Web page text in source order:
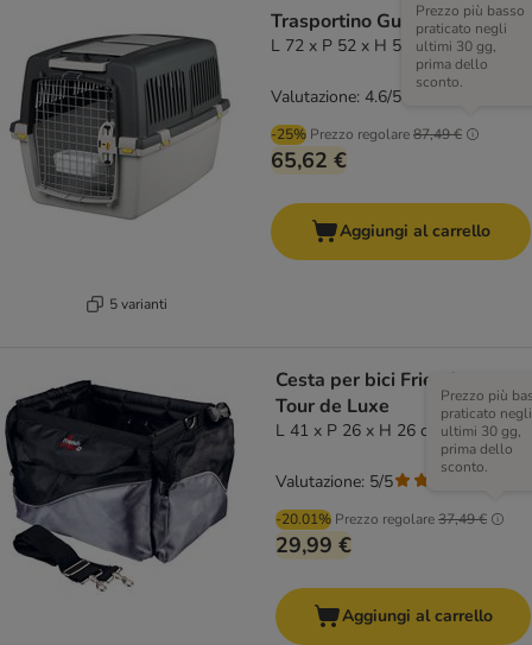
5 varianti
Trasportino Gulliver Trixie
L 72 x P 52 x H 51 cm
-25% Prezzo regolare87,49 €
Prezzo più basso
praticato negli
ultimi 30 gg,
prima dello
sconto.
65,62 €
Valutazione: 4.6/5
Aggiungi al carrello
Cesta per bici Friends on
Tour de Luxe
L 41 x P 26 x H 26 cm
-20.01% Prezzo regolare37,49 €
Prezzo più
praticato negli
ultimi 30 gg,
prima dello
sconto.
29,99 €
Valutazione: 5/5
Aggiungi al carrello